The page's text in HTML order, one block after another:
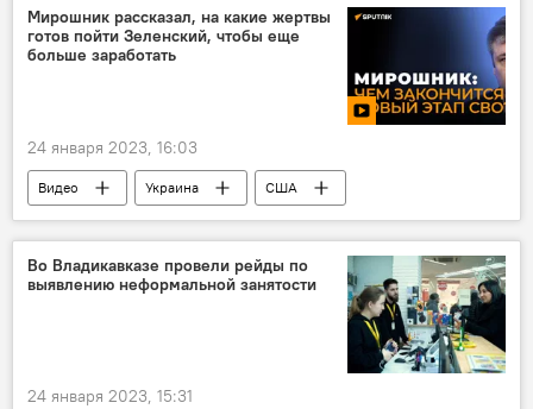
Россотрудничество
Общество
Образование
Мирошник рассказал, на какие жертвы
готов пойти Зеленский, чтобы еще
больше заработать
24 января 2023, 16:03
Видео Украина
США
Польша
Германия
Владимир Зеленский
Во Владикавказе провели рейды по
выявлению неформальной занятости
24 января 2023, 15:31